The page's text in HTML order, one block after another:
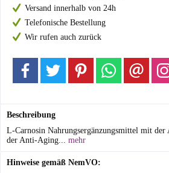
Versand innerhalb von 24h
Telefonische Bestellung
Wir rufen auch zurück
Beschreibung
L-Carnosin Nahrungsergänzungsmittel mit
der Anti-Aging... mehr
Hinweise gemäß NemVO: